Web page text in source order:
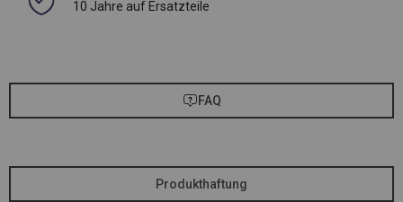
10 Jahre auf Ersatzteile
FAQ
Produkthaftung